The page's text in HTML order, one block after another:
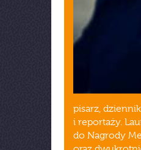
pisarz,
i reportaży.
do Nagrody